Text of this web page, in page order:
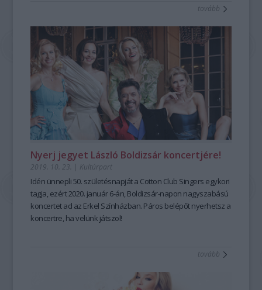
tovább
Nyerj jegyet László Boldizsár koncertjére!
2019. 10. 23. | Kultúrpart
Idén ünnepli 50. születésnapját a Cotton Club Singers egykori
tagja, ezért 2020. január 6-án, Boldizsár-napon nagyszabású
koncertet ad az Erkel Színházban. Páros belépőt nyerhetsz a
koncertre, ha velünk játszol!
tovább